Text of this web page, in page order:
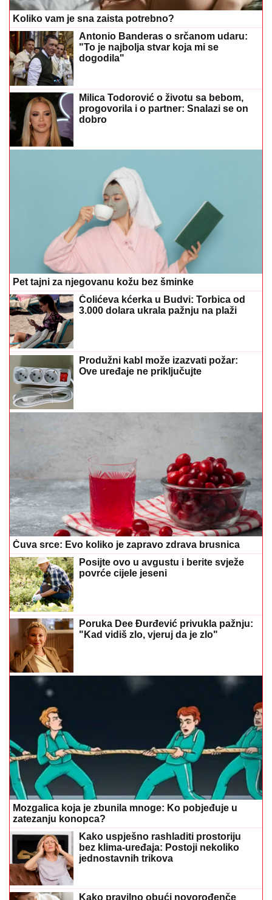
Čolićeva kćerka u Budvi: Torbica od
3.000 dolara ukrala pažnju na plaži
Produžni kabl može izazvati požar:
Ove uređaje ne priključujte
Posijte ovo u avgustu i berite svježe
povrće cijele jeseni
Poruka Dee Đurđević privukla pažnju:
"Kad vidiš zlo, vjeruj da je zlo"
Mozgalica koja je zbunila mnoge: Ko pobjeđuje u
zatezanju konopca?
Kako uspješno rashladiti prostoriju
bez klima-uređaja: Postoji nekoliko
Kako pravilno obući novorođenče
tokom toplinskog vala
Preporučuje